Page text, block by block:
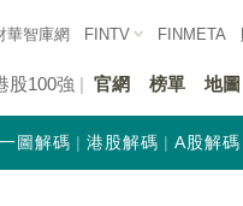
華智庫網 FINTV FINMETA
股100強 官網 榜單 地圖
一圖解碼 港股解碼 A股解碼